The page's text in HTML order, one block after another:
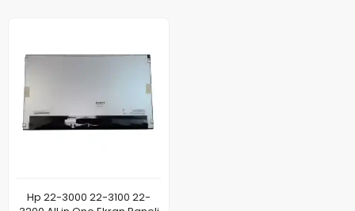
Hp 22-3000 22-3100 22-